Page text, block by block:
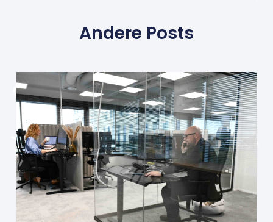
Andere Posts
Pagina
Pagina